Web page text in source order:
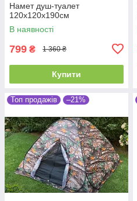
Намет душ-туалет
120х120х190см
В наявності
799 ₴ 1 360 ₴
Купити
Топ продажів –21%